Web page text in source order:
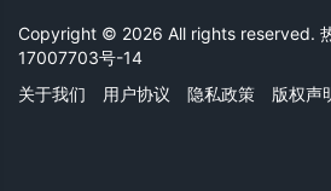
Copyright © 2026 All rights reserved.
17007703号-14
关于我们
用户协议 隐私政策 版权声